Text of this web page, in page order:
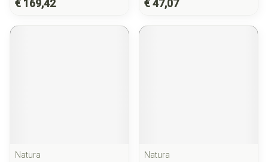
€ 169,42 € 47,07
Natura
Natura